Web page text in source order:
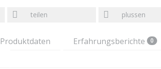
teilen plussen
Produktdaten Erfahrungsberichte 0